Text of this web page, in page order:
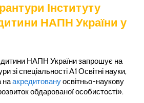
Інституту
НАПН України у
дитини НАПН України запрошує на
зі спеціальності А1 Освітні науки,
наакредитовануосвітньо-наукову
обдарованої особистості».